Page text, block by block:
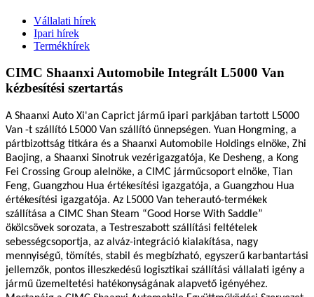
Vállalati hírek
Ipari hírek
Termékhírek
CIMC Shaanxi Automobile Integrált L5000 Van
kézbesítési szertartás
A Shaanxi Auto Xi'an Caprict jármű ipari parkjában tartott L5000
Van -t szállító L5000 Van szállító ünnepségen. Yuan Hongming, a
pártbizottság titkára és a Shaanxi Automobile Holdings elnöke, Zhi
Baojing, a Shaanxi Sinotruk vezérigazgatója, Ke Desheng, a Kong
Fei Crossing Group alelnöke, a CIMC járműcsoport elnöke, Tian
Feng, Guangzhou Hua értékesítési igazgatója, a Guangzhou Hua
értékesítési igazgatója. Az L5000 Van teherautó-termékek
szállítása a CIMC Shan Steam “Good Horse With Saddle”
ökölcsövek sorozata, a Testreszabott szállítási feltételek
sebességcsoportja, az alváz-integráció kialakítása, nagy
mennyiségű, tömítés, stabil és megbízható, egyszerű karbantartási
jellemzők, pontos illeszkedésű logisztikai szállítási vállalati igény a
jármű üzemeltetési hatékonyságának alapvető igényéhez.